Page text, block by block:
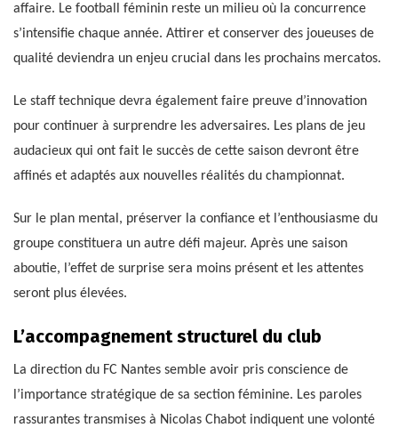
affaire. Le football féminin reste un milieu où la concurrence
s’intensifie chaque année. Attirer et conserver des joueuses de
qualité deviendra un enjeu crucial dans les prochains mercatos.
Le staff technique devra également faire preuve d’innovation
pour continuer à surprendre les adversaires. Les plans de jeu
audacieux qui ont fait le succès de cette saison devront être
affinés et adaptés aux nouvelles réalités du championnat.
Sur le plan mental, préserver la confiance et l’enthousiasme du
groupe constituera un autre défi majeur. Après une saison
aboutie, l’effet de surprise sera moins présent et les attentes
seront plus élevées.
L’accompagnement structurel du club
La direction du FC Nantes semble avoir pris conscience de
l’importance stratégique de sa section féminine. Les paroles
rassurantes transmises à Nicolas Chabot indiquent une volonté